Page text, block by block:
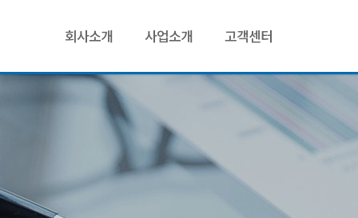
회사소개 사업소개 고객센터